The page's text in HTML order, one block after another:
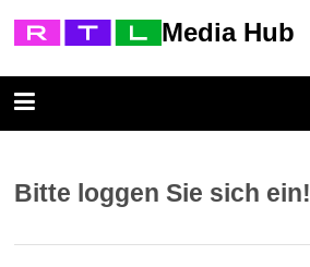
Media Hub
Bitte loggen Sie sich ein!